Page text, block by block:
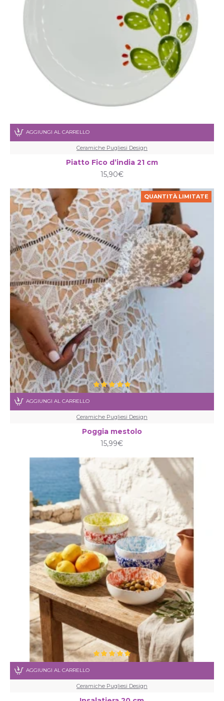
Ceramiche Pugliesi Design
Piatto Fico d’india 21 cm
15,90€
AGGIUNGI AL CARRELLO
QUANTITÀ LIMITATE
Ceramiche Pugliesi Design
Poggia mestolo
15,99€
AGGIUNGI AL CARRELLO
Ceramiche Pugliesi Design
AGGIUNGI AL CARRELLO